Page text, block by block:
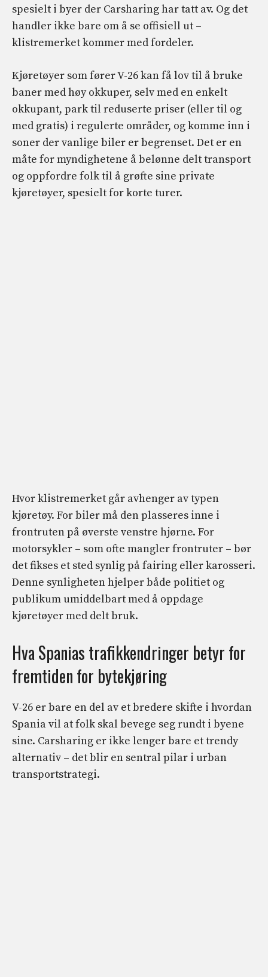
spesielt i byer der Carsharing har tatt av. Og det
handler ikke bare om å se offisiell ut –
klistremerket kommer med fordeler.
Kjøretøyer som fører V-26 kan få lov til å bruke
baner med høy okkuper, selv med en enkelt
okkupant, park til reduserte priser (eller til og
med gratis) i regulerte områder, og komme inn i
soner der vanlige biler er begrenset. Det er en
måte for myndighetene å belønne delt transport
og oppfordre folk til å grøfte sine private
kjøretøyer, spesielt for korte turer.
Hvor klistremerket går avhenger av typen
kjøretøy. For biler må den plasseres inne i
frontruten på øverste venstre hjørne. For
motorsykler – som ofte mangler frontruter – bør
det fikses et sted synlig på fairing eller karosseri.
Denne synligheten hjelper både politiet og
publikum umiddelbart med å oppdage
kjøretøyer med delt bruk.
Hva Spanias trafikkendringer betyr for
fremtiden for bytekjøring
V-26 er bare en del av et bredere skifte i hvordan
Spania vil at folk skal bevege seg rundt i byene
sine. Carsharing er ikke lenger bare et trendy
alternativ – det blir en sentral pilar i urban
transportstrategi.